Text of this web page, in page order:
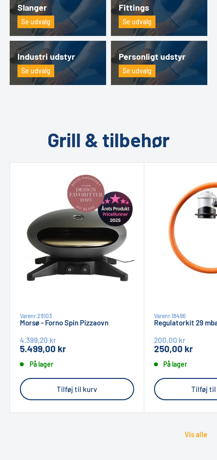
Slanger
Se udvalg
Fittings
Se udvalg
Industri udstyr
Se udvalg
Personligt udstyr
Se udvalg
Grill & tilbehør
Varenr.29103
Morsø - Forno Spin Pizzaovn
Pris
Pris
4.399,20 kr
5.499,00 kr
På lager
Tilføj til kurv
Varenr.18496
Regulatorkit 29
Pris
Pris
200,00 kr
250,00 kr
På lager
Tilføj til
Vis alle